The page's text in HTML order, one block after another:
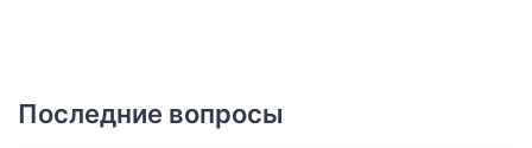
Последние вопросы